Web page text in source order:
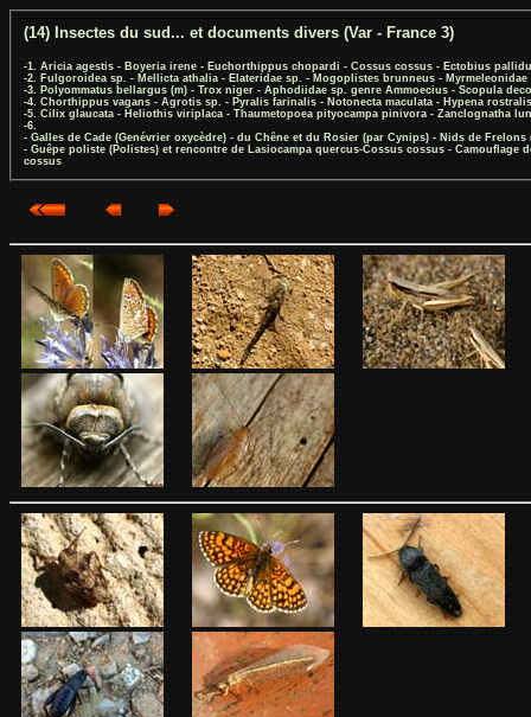
(14) Insectes du sud... et documents divers (Var - France 3)
-1. Aricia agestis - Boyeria irene - Euchorthippus chopardi - Cossus cossus - Ectobius
-2. Fulgoroidea sp. - Mellicta athalia - Elateridae sp. - Mogoplistes brunneus - Myrmeleonidae
-3. Polyommatus bellargus (m) - Trox niger - Aphodiidae sp. genre Ammoecius - Scopula
-4. Chorthippus vagans - Agrotis sp. - Pyralis farinalis - Notonecta maculata - Hypena rostralis
-5. Cilix glaucata - Heliothis viriplaca - Thaumetopoea pityocampa pinivora - Zanclognatha
-6.
- Galles de Cade (Genévrier oxycèdre) - du Chêne et du Rosier (par Cynips) - Nids de Frelons
- Guêpe poliste (Polistes) et rencontre de Lasiocampa quercus-Cossus cossus - Camouflage
cossus